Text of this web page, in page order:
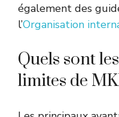
également des
l’Organisation
Quels sont
limites de